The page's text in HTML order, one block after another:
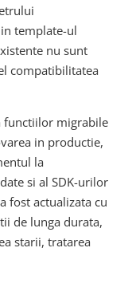
in template-ul
nu sunt
compatibilitatea
functiilor migrabile
in productie,
la
si al SDK-urilor
fost actualizata cu
de lunga durata,
starii, tratarea